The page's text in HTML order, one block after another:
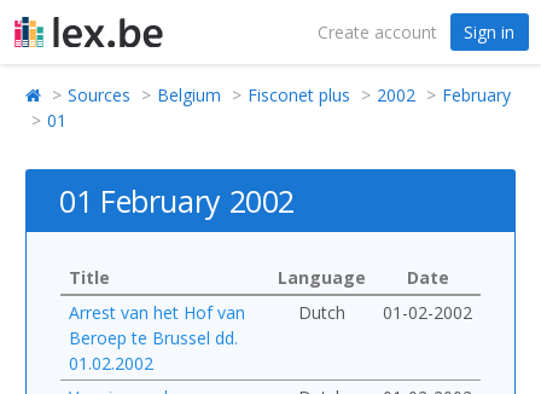
Create account Sign in
Sources Belgium Fisconet plus 2002
February
01
01 February 2002
Title Language
Date
Arrest van het Hof van
Beroep te Brussel dd.
01.02.2002
Dutch 01-02-2002